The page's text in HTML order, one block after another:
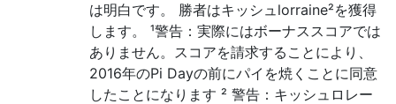
は明白です。 勝者はキッシュlorraine²を獲得
します。 ¹警告：実際にはボーナススコアでは
ありません。スコアを請求することにより、
2016年のPi Dayの前にパイを焼くことに同意
したことになります ² 警告：キッシュロレー